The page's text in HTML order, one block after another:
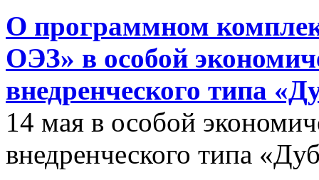
О программном
ОЭЗ» в особой
внедренческого типа
14 мая в особой
внедренческого типа